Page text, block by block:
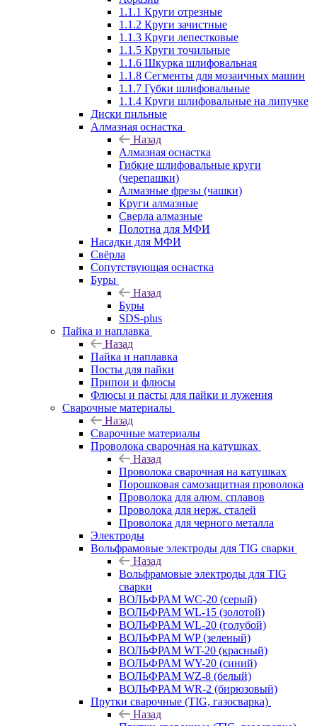
1.1.1 Круги отрезные
1.1.2 Круги зачистные
1.1.3 Круги лепестковые
1.1.5 Круги точильные
1.1.6 Шкурка шлифовальная
1.1.8 Сегменты для мозаичных машин
1.1.7 Губки шлифовальные
1.1.4 Круги шлифовальные на липучке
Диски пильные
Алмазная оснастка
Назад
Алмазная оснастка
Гибкие шлифовальные круги
(черепашки)
Алмазные фрезы (чашки)
Круги алмазные
Сверла алмазные
Полотна для МФИ
Насадки для МФИ
Свёрла
Сопутствующая оснастка
Буры
Назад
Буры
SDS-plus
Пайка и наплавка
Назад
Пайка и наплавка
Посты для пайки
Припои и флюсы
Флюсы и пасты для пайки и лужения
Сварочные материалы
Назад
Сварочные материалы
Проволока сварочная на катушках
Назад
Проволока сварочная на катушках
Порошковая самозащитная проволока
Проволока для алюм. сплавов
Проволока для нерж. сталей
Проволока для черного металла
Электроды
Вольфрамовые электроды для TIG сварки
Назад
Вольфрамовые электроды для TIG
сварки
ВОЛЬФРАМ WC-20 (серый)
ВОЛЬФРАМ WL-15 (золотой)
ВОЛЬФРАМ WL-20 (голубой)
ВОЛЬФРАМ WP (зеленый)
ВОЛЬФРАМ WT-20 (красный)
ВОЛЬФРАМ WY-20 (синий)
ВОЛЬФРАМ WZ-8 (белый)
ВОЛЬФРАМ WR-2 (бирюзовый)
Прутки сварочные (TIG, газосварка)
Назад